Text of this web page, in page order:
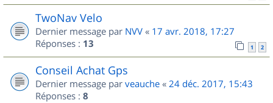
TwoNav Velo
Dernier message par NVV « 17 avr. 2018, 17:27
Réponses : 13 1 2
Conseil Achat Gps
Dernier message par veauche « 24 déc. 2017, 15:43
Réponses : 8